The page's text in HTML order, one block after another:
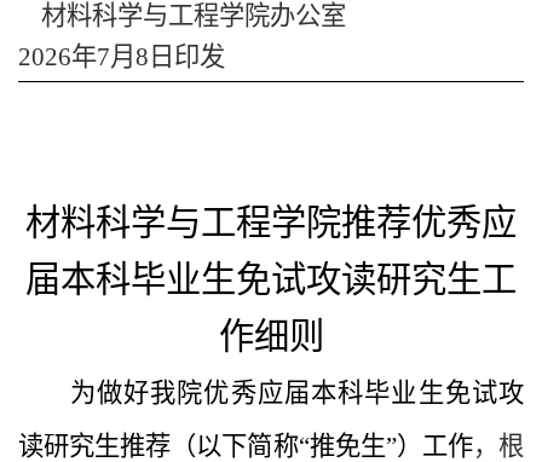
材料科学与工程学院办公室
2026年7月8日印发
材料科学与工程学院推荐优秀应
届本科毕业生免试攻读研究生工
作细则
为做好我院优秀应届本科毕业生免试攻
读研究生推荐（以下简称“推免生”）工作，根